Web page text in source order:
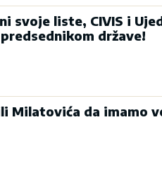
svoje liste, CIVIS i
države!
Milatovića da imamo